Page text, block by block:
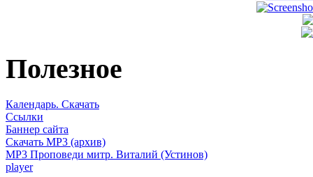
Полезное
Календарь. Скачать
Ссылки
Баннер сайта
Скачать MP3 (архив)
MP3 Проповеди митр. Виталий (Устинов)
player